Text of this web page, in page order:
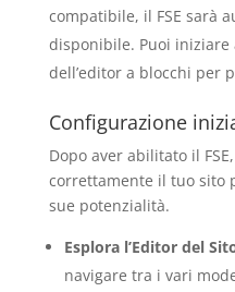
compatibile, il FSE sarà
disponibile. Puoi
dell’editor a blocchi per
Configurazione
Dopo aver abilitato il
correttamente il tuo sito
sue potenzialità.
Esplora l’Editor del
navigare tra i vari